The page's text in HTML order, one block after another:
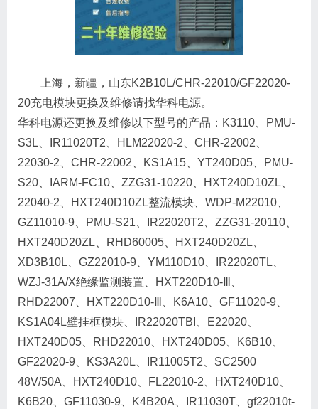
上海，新疆，山东K2B10L/CHR-22010/GF22020-
20充电模块更换及维修请找华科电源。
华科电源还更换及维修以下型号的产品：K3110、PMU-
S3L、IR11020T2、HLM22020-2、CHR-22002、
22030-2、CHR-22002、KS1A15、YT240D05、PMU-
S20、IARM-FC10、ZZG31-10220、HXT240D10ZL、
22040-2、HXT240D10ZL整流模块、WDP-M22010、
GZ11010-9、PMU-S21、IR22020T2、ZZG31-20110、
HXT240D20ZL、RHD60005、HXT240D20ZL、
XD3B10L、GZ22010-9、YM110D10、IR22020TL、
WZJ-31A/X绝缘监测装置、HXT220D10-Ⅲ、
RHD22007、HXT220D10-Ⅲ、K6A10、GF11020-9、
KS1A04L壁挂框模块、IR22020TBI、E22020、
HXT240D05、RHD22010、HXT240D05、K6B10、
GF22020-9、KS3A20L、IR11005T2、SC2500
48V/50A、HXT240D10、FL22010-2、HXT240D10、
K6B20、GF11030-9、K4B20A、IR11030T、gf22010t-